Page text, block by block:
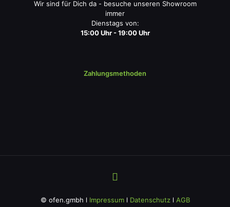
Wir sind für Dich da - besuche unseren Showroom
immer
Dienstags von:
15:00 Uhr - 19:00 Uhr
Zahlungsmethoden
© ofen.gmbh l Impressuml Datenschutzl AGB